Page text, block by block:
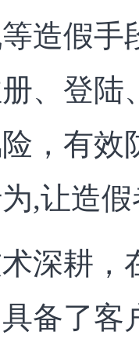
造假手
、登陆
，有效
,让造
深耕，
备了客